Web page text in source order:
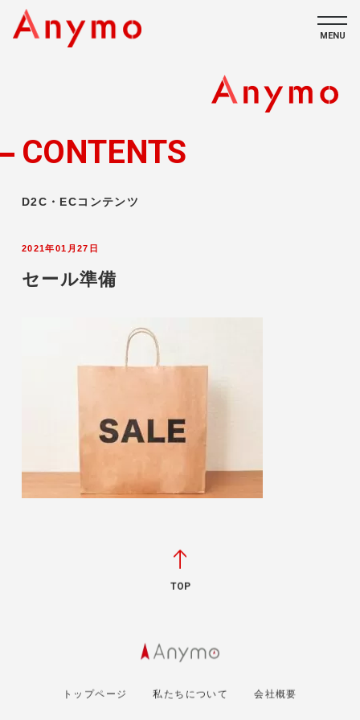
私たちについて
MENU
CONTENTS
D2C・ECコンテンツ
2021年01月27日
セール準備
TOP
トップページ 私たちについて 会社概要